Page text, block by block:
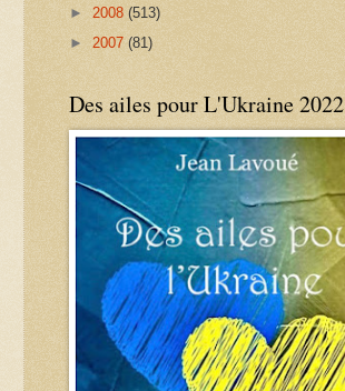
► 2008 (513)
► 2007 (81)
Des ailes pour L'Ukraine 2022